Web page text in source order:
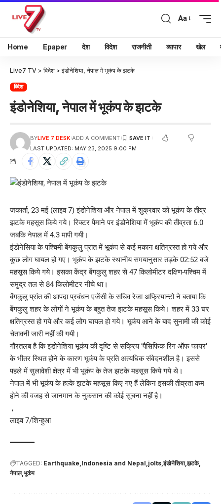
Aa
Home Epaper देश विदेश राजनीती व्यापार खेल
Live7 TV > विदेश > इंडोनेशिया, नेपाल में भूकंप के झटके
विदेश
इंडोनेशिया, नेपाल में भूकंप के झटके
LAST UPDATED: MAY 23, 2025 9:00 PM
BYLIVE 7 DESK ADD A COMMENT
जकार्ता, 23 मई (लाइव 7) इंडोनेशिया और नेपाल में शुक्रवार को भूकंप के तीव्र
झटके महसूस किये गये। रिक्टर पैमाने पर इंडोनेशिया में भूकंप की तीव्रता 6.0
जबकि नेपाल में 4.3 मापी गयी।
इंडोनेसिया के पश्चिमी बेंगकुलु प्रांत में भूकंप से कई मकान क्षतिग्रस्त हो गये और
कुछ लोग घायल हो गए। भूकंप के झटके स्थानीय समयानुसार तड़के 02:52 बजे
महसूस किये गये। इसका केंद्र बेंगकुलु शहर से 47 किलोमीटर दक्षिण-पश्चिम में
समुद्र तल से 84 किलोमीटर नीचे था।
बेंगकुलु प्रांत की आपदा प्रबंधन एजेंसी के सचिव रेजा अफ्रियान्टो ने बताया कि
बेंगकुलु शहर के लोगों ने भूकंप के बहुत तेज झटके महसूस किये। शहर में 33 घर
क्षतिग्रस्त हो गये और कई लोग घायल हो गये। भूकंप आने के बाद सुनामी की कोई
चेतावनी जारी नहीं की गयी।
गौरतलब है कि इंडोनेशिया भूकंप की दृष्टि से सक्रिय ‘पैसिफिक रिंग ऑफ फायर’
के भीतर स्थित होने के कारण भूकंप के प्रति अत्यधिक संवेदनशील है। इससे
पहले में सुलावेशी क्षेत्र में भी भूकंप के तेज झटके महसूस किये गये थे।
नेपाल में भी भूकंप के हल्के झटके महसूस किए गए हैं लेकिन इसकी तीव्रता कम
होने की वजह से जानमान के नुकसान की कोई सूचना नहीं है।
,
लाइव 7/शिन्हुआ
TAGGED: Earthquake Indonesia and Nepal jolts इंडोनेशिया झटके
नेपाल भूकंप